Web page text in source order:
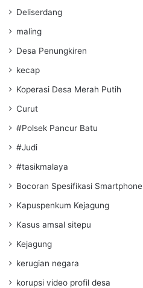
Deliserdang
maling
Desa Penungkiren
kecap
Koperasi Desa Merah Putih
Curut
#Polsek Pancur Batu
#Judi
#tasikmalaya
Bocoran Spesifikasi Smartphone
Kapuspenkum Kejagung
Kasus amsal sitepu
Kejagung
kerugian negara
korupsi video profil desa